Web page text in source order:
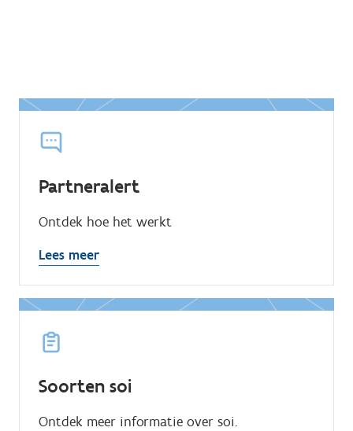
Partneralert
Ontdek hoe het werkt
Lees meer
Soorten soi
Ontdek meer informatie over soi.